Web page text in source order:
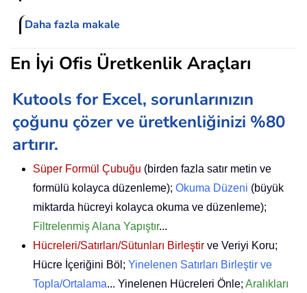
Daha fazla makale
En İyi Ofis Üretkenlik Araçları
Kutools for Excel, sorunlarınızın
çoğunu çözer ve üretkenliğinizi %80
artırır.
Süper Formül Çubuğu (birden fazla satır metin ve
formülü kolayca düzenleme); Okuma Düzeni (büyük
miktarda hücreyi kolayca okuma ve düzenleme);
Filtrelenmiş Alana Yapıştır...
Hücreleri/Satırları/Sütunları Birleştir ve Veriyi Koru;
Hücre İçeriğini Böl; Yinelenen Satırları Birleştir ve
Topla/Ortalama... Yinelenen Hücreleri Önle; Aralıkları